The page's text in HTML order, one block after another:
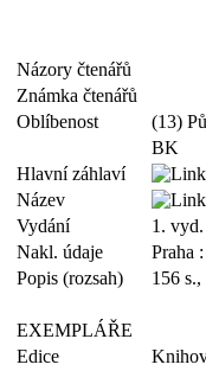
Názory čtenářů
Známka čtenářů
Oblíbenost
(13)
BK
Hlavní záhlaví
Název
Vydání
1. vyd.
Nakl. údaje
Praha
Popis (rozsah)
156
EXEMPLÁŘE
Edice